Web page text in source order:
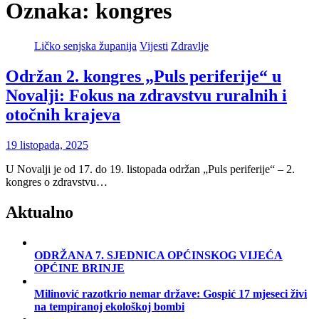
Oznaka: kongres
Ličko senjska županija Vijesti Zdravlje
Održan 2. kongres „Puls periferije“ u
Novalji: Fokus na zdravstvu ruralnih i
otočnih krajeva
19 listopada, 2025
U Novalji je od 17. do 19. listopada održan „Puls periferije“ – 2.
kongres o zdravstvu…
Aktualno
ODRŽANA 7. SJEDNICA OPĆINSKOG VIJEĆA
OPĆINE BRINJE
Milinović razotkrio nemar države: Gospić 17 mjeseci živi
na tempiranoj ekološkoj bombi